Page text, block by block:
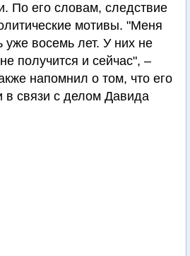
По его словам, следствие
мотивы. "Меня
уже восемь лет. У них не
получится и сейчас", –
напомнил о том, что его
в связи с делом Давида